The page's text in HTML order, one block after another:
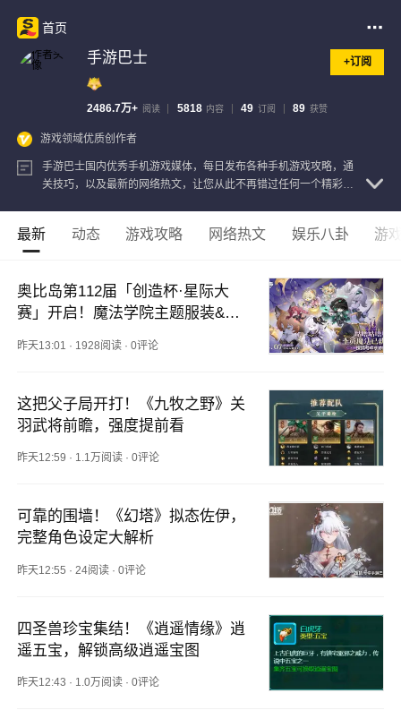
首页
手游巴士 +订阅
2486.7万+ 阅读 5818 内容 49 订阅 89 获赞
游戏领域优质创作者
手游巴士国内优秀手机游戏媒体，每日发布各种手机游戏攻略，通
关技巧，以及最新的网络热文，让您从此不再错过任何一个精彩瞬
最新 动态 游戏攻略 网络热文 娱乐八卦 游
奥比岛第112届「创造杯·星际大
赛」开启！魔法学院主题服装&家
昨天13:01 · 1928阅读 ·0评论
这把父子局开打！《九牧之野》关
羽武将前瞻，强度提前看
昨天12:59 · 1.1万阅读 ·0评论
可靠的围墙！《幻塔》拟态佐伊，
完整角色设定大解析
昨天12:55 ·24阅读 ·0评论
四圣兽珍宝集结！《逍遥情缘》逍
遥五宝，解锁高级逍遥宝图
昨天12:43 · 1.0万阅读 ·0评论